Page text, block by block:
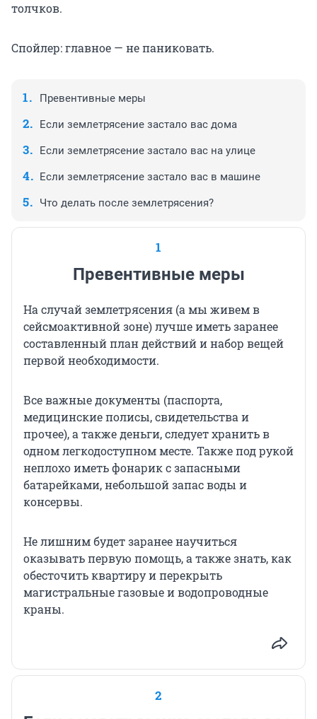
толчков.
Спойлер: главное — не паниковать.
Превентивные меры
Если землетрясение застало вас дома
Если землетрясение застало вас на улице
Если землетрясение застало вас в машине
Что делать после землетрясения?
1
Превентивные меры
На случай землетрясения (а мы живем в
сейсмоактивной зоне) лучше иметь заранее
составленный план действий и набор вещей
первой необходимости.
Все важные документы (паспорта,
медицинские полисы, свидетельства и
прочее), а также деньги, следует хранить в
одном легкодоступном месте. Также под рукой
неплохо иметь фонарик с запасными
батарейками, небольшой запас воды и
консервы.
Не лишним будет заранее научиться
оказывать первую помощь, а также знать, как
обесточить квартиру и перекрыть
магистральные газовые и водопроводные
краны.
2